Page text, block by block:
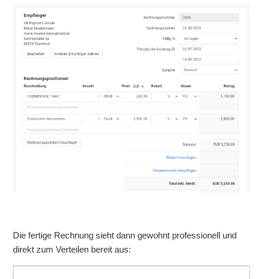
Die fertige Rechnung sieht dann gewohnt professionell und
direkt zum Verteilen bereit aus: